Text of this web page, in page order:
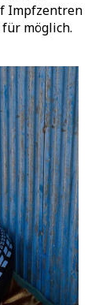
Impfzentren
möglich.